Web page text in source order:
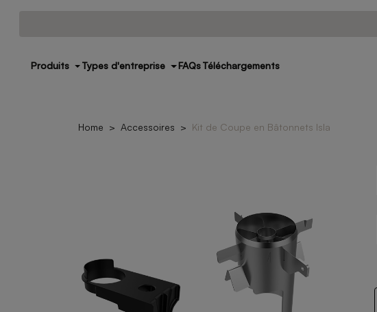
Produits Types d'entreprise FAQsTéléchargements
Home Accessoires Kit de Coupe en Bâtonnets Isla